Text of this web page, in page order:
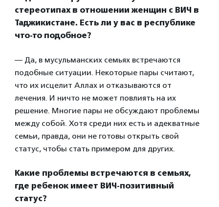
стереотипах в отношении женщин с ВИЧ в
Таджикистане. Есть ли у вас в республике
что-то подобное?
— Да, в мусульманских семьях встречаются
подобные ситуации. Некоторые пары считают,
что их исцелит Аллах и отказываются от
лечения. И ничто не может повлиять на их
решение. Многие пары не обсуждают проблемы
между собой. Хотя среди них есть и адекватные
семьи, правда, они не готовы открыть свой
статус, чтобы стать примером для других.
Какие проблемы встречаются в семьях,
где ребенок имеет ВИЧ-позитивный
статус?